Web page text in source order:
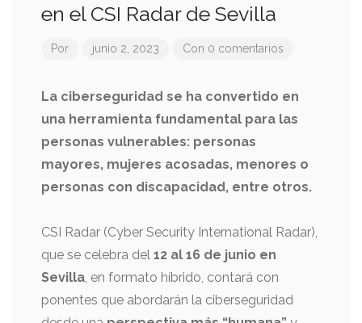
en el CSI Radar de Sevilla
Por junio 2, 2023 Con 0 comentarios
La ciberseguridad se ha convertido en
una herramienta fundamental para las
personas vulnerables: personas
mayores, mujeres acosadas, menores o
personas con discapacidad, entre otros.
CSI Radar (Cyber Security International Radar),
que se celebra del 12 al 16 de junio en
Sevilla, en formato híbrido, contará con
ponentes que abordarán la ciberseguridad